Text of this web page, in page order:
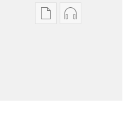
OpçõesOpções